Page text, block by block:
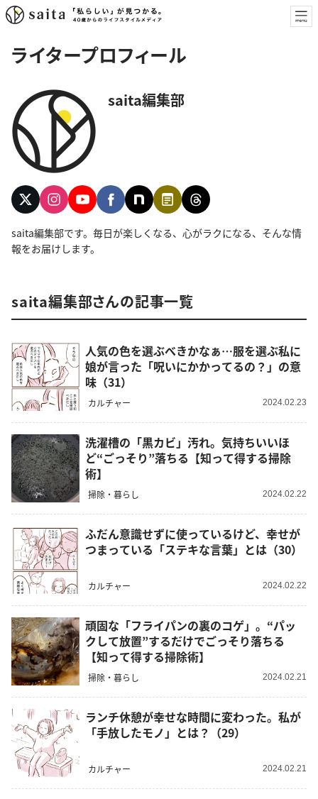
ライタープロフィール
saita編集部
saita編集部です。毎日が楽しくなる、心がラクになる、そんな情
報をお届けします。
saita編集部さんの記事一覧
人気の色を選ぶべきかなぁ…服を選ぶ私に
娘が言った「呪いにかかってるの？」の意
味（31）
カルチャー 2024.02.23
洗濯槽の「黒カビ」汚れ。気持ちいいほ
ど“ごっそり”落ちる【知って得する掃除
術】
掃除・暮らし 2024.02.22
ふだん意識せずに使っているけど、幸せが
つまっている「ステキな言葉」とは（30）
カルチャー 2024.02.22
頑固な「フライパンの裏のコゲ」。“パッ
クして放置”するだけでごっそり落ちる
【知って得する掃除術】
掃除・暮らし 2024.02.21
ランチ休憩が幸せな時間に変わった。私が
「手放したモノ」とは？（29）
カルチャー 2024.02.21